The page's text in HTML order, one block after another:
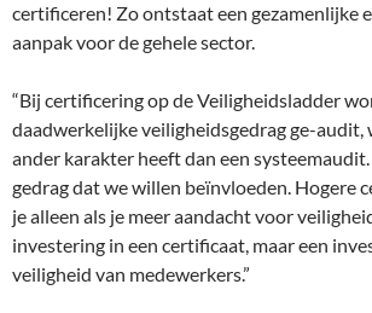
certificeren! Zo ontstaat een gezamenlijke
aanpak voor de gehele sector.
“Bij certificering op de Veiligheidsladder
daadwerkelijke veiligheidsgedrag ge-audit,
ander karakter heeft dan een
gedrag dat we willen beïnvloeden. Hogere
je alleen als je meer aandacht voor
investering in een certificaat, maar een
veiligheid van medewerkers.”